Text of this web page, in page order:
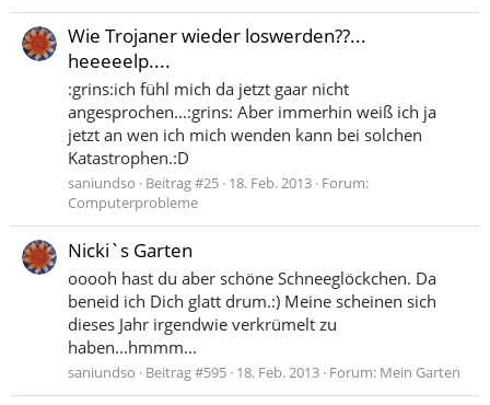
Wie Trojaner wieder loswerden??...
heeeeelp....
:grins:ich fühl mich da jetzt gaar nicht
angesprochen...:grins: Aber immerhin weiß ich ja
jetzt an wen ich mich wenden kann bei solchen
Katastrophen.:D
saniundso Beitrag #25 18. Feb. 2013 Forum:
Computerprobleme
Nicki`s Garten
ooooh hast du aber schöne Schneeglöckchen. Da
beneid ich Dich glatt drum.:) Meine scheinen sich
dieses Jahr irgendwie verkrümelt zu
haben...hmmm...
saniundso Beitrag #595 18. Feb. 2013 Forum: Mein Garten